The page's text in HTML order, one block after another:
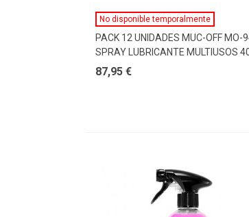
Ver Más
No disponible temporalmente
PACK 12 UNIDADES MUC-OFF MO-
SPRAY LUBRICANTE MULTIUSOS
87,95 €